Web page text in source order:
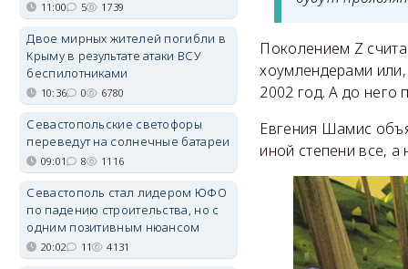
Поколением Z
хоумлендерами
2002 год. А до него
Евгения Шамис
иной степени все,
11:00 5 1739
Двое мирных жителей погибли в
Крыму в результате атаки ВСУ
беспилотниками
10:36 0 6780
Севастопольские светофоры
переведут на солнечные батареи
09:01 8 1116
Севастополь стал лидером ЮФО
по падению строительства, но с
одним позитивным нюансом
20:02 11 4131